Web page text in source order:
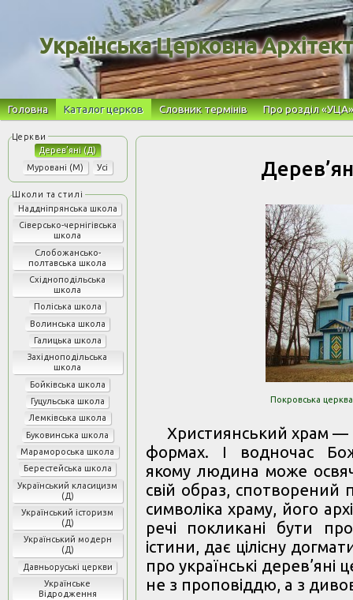
Українська Церковна
Головна Каталог церков Словник термінів Про розділ «УЦА»
Дерев’яні (Д)
Муровані (М)
Усі
Наддніпрянська школа
Сіверсько-чернігівська
школа
Слобожансько-
полтавська школа
Східноподільська
школа
Поліська школа
Волинська школа
Галицька школа
Західноподільська
школа
Бойківська школа
Гуцульська школа
Лемківська школа
Буковинська школа
Марамороська школа
Берестейська школа
Український класицизм
(Д)
Український історизм
(Д)
Український модерн
(Д)
Давньоруські церкви
Українське
Відродження
Покровська
Християнський храм —
формах. І водночас
якому людина може
свій образ, спотворений
символіка храму, його
речі покликані бути
істини, дає цілісну
про українські дерев’яні
не з проповіддю, а з